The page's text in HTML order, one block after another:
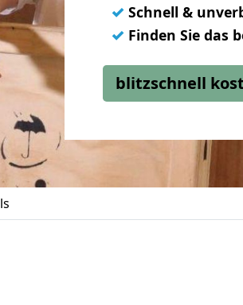
✓ Schnell &
✓ Finden Sie das
blitzschnell